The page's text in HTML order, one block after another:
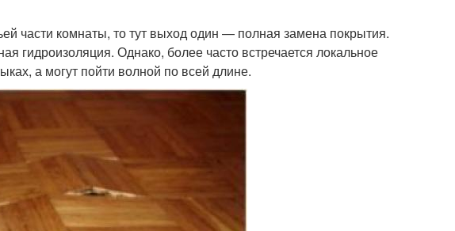
части комнаты, то тут выход один — полная замена покрытия.
гидроизоляция. Однако, более часто встречается локальное
а могут пойти волной по всей длине.